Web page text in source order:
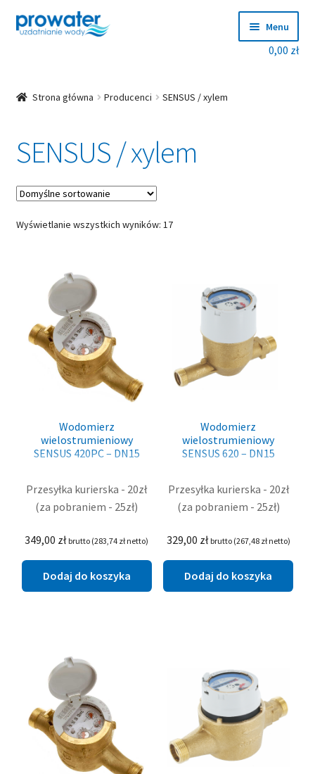
Przejdź
do
Przejdź
do
Menu
Rozwiń
Producenci
Ciech
K+S
TMA
SENSUS / xylem
Dobierz zmiękczacz!
Blog
menu
0,00 zł
Strona główna Producenci SENSUS / xylem
SENSUS / xylem
Wyświetlanie wszystkich wyników: 17
Wodomierz
wielostrumieniowy
SENSUS 420PC – DN15
Przesyłka kurierska - 20zł
(za pobraniem - 25zł)
349,00 zł brutto (283,74 złnetto)
Dodaj do koszyka
Wodomierz
wielostrumieniowy
SENSUS 620 – DN15
Przesyłka kurierska - 20zł
(za pobraniem - 25zł)
329,00 zł brutto (267,48 złnetto)
Dodaj do koszyka